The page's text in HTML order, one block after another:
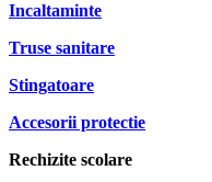
Incaltaminte
Truse sanitare
Stingatoare
Accesorii protectie
Rechizite scolare